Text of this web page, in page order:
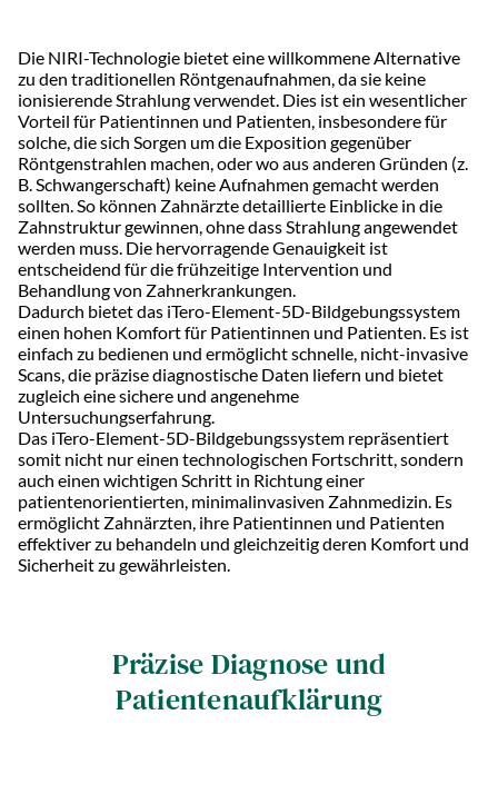
Die NIRI-Technologie bietet eine willkommene Alternative
zu den traditionellen Röntgenaufnahmen, da sie keine
ionisierende Strahlung verwendet. Dies ist ein wesentlicher
Vorteil für Patientinnen und Patienten, insbesondere für
solche, die sich Sorgen um die Exposition gegenüber
Röntgenstrahlen machen, oder wo aus anderen Gründen (z.
B. Schwangerschaft) keine Aufnahmen gemacht werden
sollten. So können Zahnärzte detaillierte Einblicke in die
Zahnstruktur gewinnen, ohne dass Strahlung angewendet
werden muss. Die hervorragende Genauigkeit ist
entscheidend für die frühzeitige Intervention und
Behandlung von Zahnerkrankungen.
Dadurch bietet das iTero-Element-5D-Bildgebungssystem
einen hohen Komfort für Patientinnen und Patienten. Es ist
einfach zu bedienen und ermöglicht schnelle, nicht-invasive
Scans, die präzise diagnostische Daten liefern und bietet
zugleich eine sichere und angenehme
Untersuchungserfahrung.
Das iTero-Element-5D-Bildgebungssystem repräsentiert
somit nicht nur einen technologischen Fortschritt, sondern
auch einen wichtigen Schritt in Richtung einer
patientenorientierten, minimalinvasiven Zahnmedizin. Es
ermöglicht Zahnärzten, ihre Patientinnen und Patienten
effektiver zu behandeln und gleichzeitig deren Komfort und
Sicherheit zu gewährleisten.
Präzise Diagnose und
Patientenaufklärung